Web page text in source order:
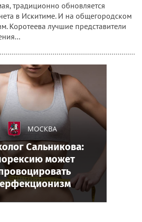
традиционно обновляется
в Искитиме. И на общегородском
Коротеева лучшие представители
МОСКВА
Сальникова:
может